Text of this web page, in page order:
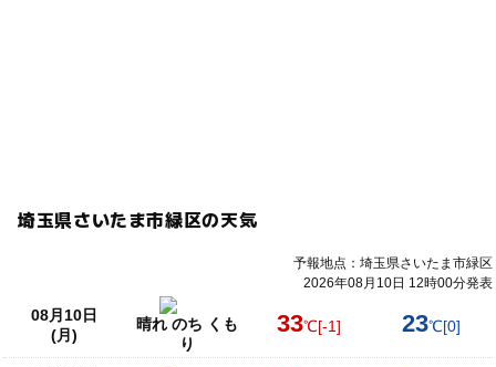
埼玉県さいたま市緑区の天気
予報地点：埼玉県さいたま市緑区
2026年08月10日 12時00分発表
08月10日
(月)
晴れ のち くも
り
33℃[-1] 23℃[0]